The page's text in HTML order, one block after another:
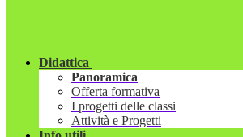
Didattica
Panoramica
Offerta formativa
I progetti delle classi
Attività e Progetti